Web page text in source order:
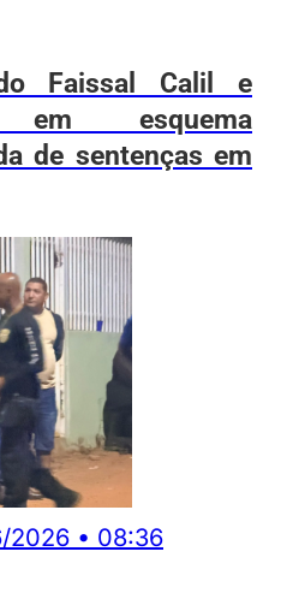
Faissal Calil e
em esquema
de sentenças em
2026 • 08:36